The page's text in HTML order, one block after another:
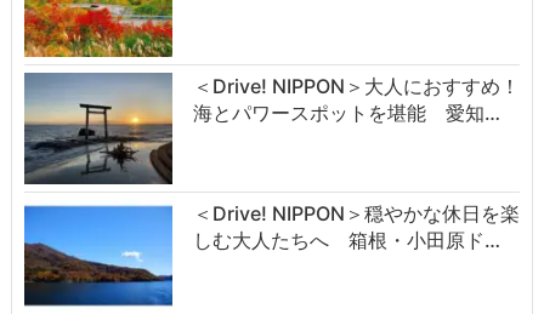
＜Drive! NIPPON＞大人におすすめ！
海とパワースポットを堪能 愛知…
＜Drive! NIPPON＞穏やかな休日を楽
しむ大人たちへ 箱根・小田原ド…